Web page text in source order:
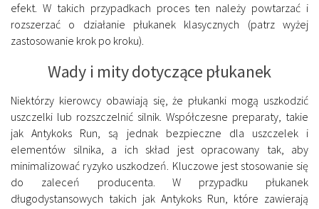
efekt. W takich przypadkach proces ten należy powtarzać i
rozszerzać o działanie płukanek klasycznych (patrz wyżej
zastosowanie krok po kroku).
Wady i mity dotyczące płukanek
Niektórzy kierowcy obawiają się, że płukanki mogą uszkodzić
uszczelki lub rozszczelnić silnik. Współczesne preparaty, takie
jak Antykoks Run, są jednak bezpieczne dla uszczelek i
elementów silnika, a ich skład jest opracowany tak, aby
minimalizować ryzyko uszkodzeń. Kluczowe jest stosowanie się
do zaleceń producenta. W przypadku płukanek
długodystansowych takich jak Antykoks Run, które zawierają